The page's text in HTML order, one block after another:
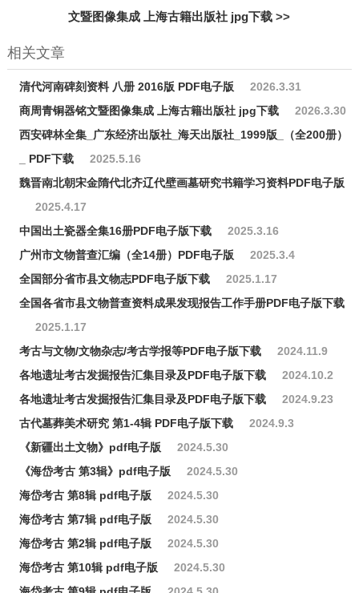
文暨图像集成 上海古籍出版社 jpg下载 >>
相关文章
清代河南碑刻资料 八册 2016版 PDF电子版
2026.3.31
商周青铜器铭文暨图像集成 上海古籍出版社 jpg下载
2026.3.30
西安碑林全集_广东经济出版社_海天出版社_1999版_（全200册）
_ PDF下载
2025.5.16
魏晋南北朝宋金隋代北齐辽代壁画墓研究书籍学习资料PDF电子版
2025.4.17
中国出土瓷器全集16册PDF电子版下载
2025.3.16
广州市文物普查汇编（全14册）PDF电子版
2025.3.4
全国部分省市县文物志PDF电子版下载
2025.1.17
全国各省市县文物普查资料成果发现报告工作手册PDF电子版下载
2025.1.17
考古与文物/文物杂志/考古学报等PDF电子版下载
2024.11.9
各地遗址考古发掘报告汇集目录及PDF电子版下载
2024.10.2
各地遗址考古发掘报告汇集目录及PDF电子版下载
2024.9.23
古代墓葬美术研究 第1-4辑 PDF电子版下载
2024.9.3
《新疆出土文物》pdf电子版
2024.5.30
《海岱考古 第3辑》pdf电子版
2024.5.30
海岱考古 第8辑 pdf电子版
2024.5.30
海岱考古 第7辑 pdf电子版
2024.5.30
海岱考古 第2辑 pdf电子版
2024.5.30
海岱考古 第10辑 pdf电子版
2024.5.30